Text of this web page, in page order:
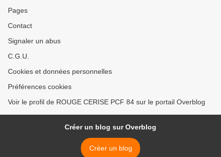
Pages
Contact
Signaler un abus
C.G.U.
Cookies et données personnelles
Préférences cookies
Voir le profil de ROUGE CERISE PCF 84 sur le portail Overblog
Créer un blog sur Overblog
Créer un blog